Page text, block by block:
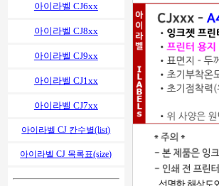
아이라벨 CJ6xx
아이라벨 CJ8xx
아이라벨 CJ9xx
아이라벨 CJ1xx
아이라벨 CJ7xx
아이라벨 CJ 칸수별(list)
아이라벨 CJ 목록표(size)